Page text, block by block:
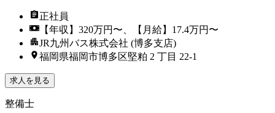
正社員
【年収】320万円〜、【月給】17.4万円〜
JR九州バス株式会社 (博多支店)
福岡県福岡市博多区堅粕 2 丁目 22-1
求人を見る
整備士